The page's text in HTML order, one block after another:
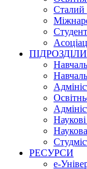
Сталий
ПІДРОЗДІЛИ
Наукові
Наукова
РЕСУРСИ
е-